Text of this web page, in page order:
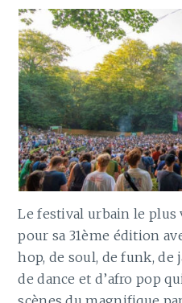
Le festival urbain le plus
pour sa 31ème édition
hop, de soul, de funk, de
de dance et d’afro pop